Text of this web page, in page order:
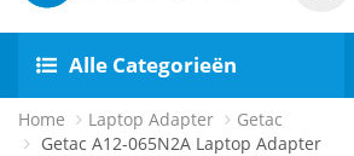
Alle Categorieën
Home Laptop Adapter
Getac
Getac A12-065N2A Laptop Adapter